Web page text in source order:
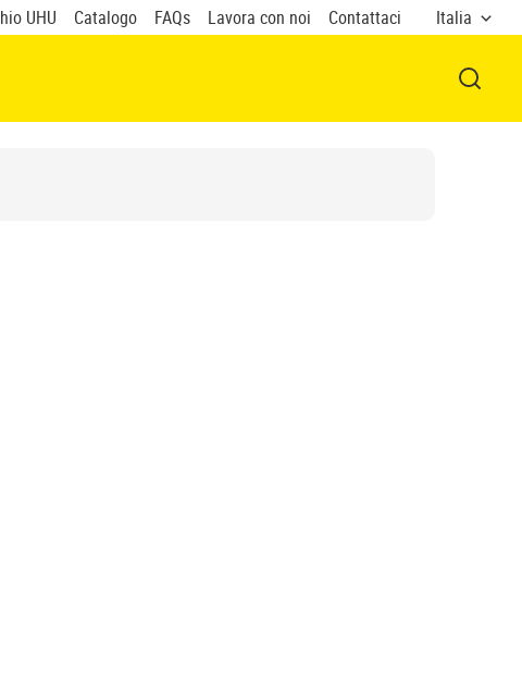
UHU Catalogo FAQs Lavora con noi Contattaci Italia
APRI